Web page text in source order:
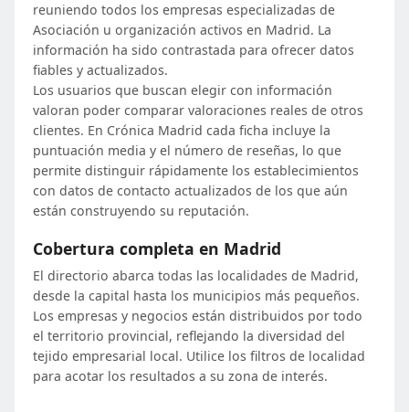
reuniendo todos los empresas especializadas de
Asociación u organización activos en Madrid. La
información ha sido contrastada para ofrecer datos
fiables y actualizados.
Los usuarios que buscan elegir con información
valoran poder comparar valoraciones reales de otros
clientes. En Crónica Madrid cada ficha incluye la
puntuación media y el número de reseñas, lo que
permite distinguir rápidamente los establecimientos
con datos de contacto actualizados de los que aún
están construyendo su reputación.
Cobertura completa en Madrid
El directorio abarca todas las localidades de Madrid,
desde la capital hasta los municipios más pequeños.
Los empresas y negocios están distribuidos por todo
el territorio provincial, reflejando la diversidad del
tejido empresarial local. Utilice los filtros de localidad
para acotar los resultados a su zona de interés.